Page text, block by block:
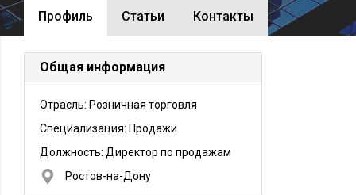
Профиль Cтатьи Контакты
Общая информация
Отрасль: Розничная торговля
Специализация: Продажи
Должность: Директор по продажам
Ростов-на-Дону